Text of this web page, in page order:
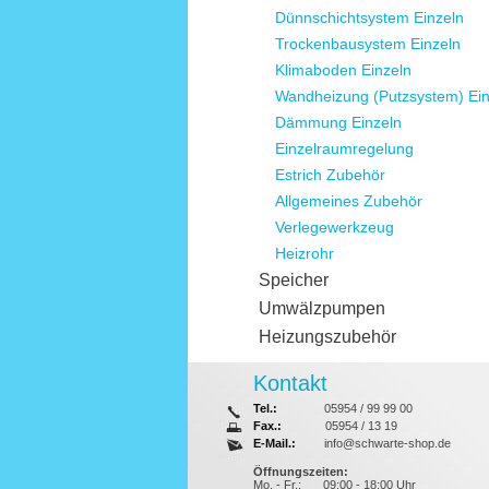
Dünnschichtsystem Einzeln
Trockenbausystem Einzeln
Klimaboden Einzeln
Wandheizung (Putzsystem)
Dämmung Einzeln
Einzelraumregelung
Estrich Zubehör
Allgemeines Zubehör
Verlegewerkzeug
Heizrohr
Speicher
Umwälzpumpen
Heizungszubehör
Kontakt
Tel.:
05954 / 99 99 00
Fax.:
05954 / 13 19
E-Mail.:
info@schwarte-shop.de
Öffnungszeiten:
Mo. - Fr.:
09:00 - 18:00 Uhr